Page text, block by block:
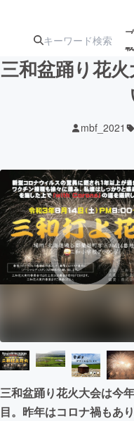
ターン
ジェク
アート・写真
テクノロジー
映像・映画
まちづくり・
CAMPFIRE for
CAMPFIREふる
三和盆踊り花
mbf_2021
三和盆踊り花火大会は今
目。昨年はコロナ禍もあ